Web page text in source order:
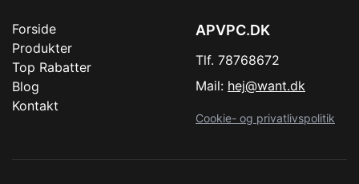
Forside
Produkter
Top Rabatter
Blog
Kontakt
APVPC.DK
Tlf. 78768672
Mail: hej@want.dk
Cookie- og privatlivspolitik